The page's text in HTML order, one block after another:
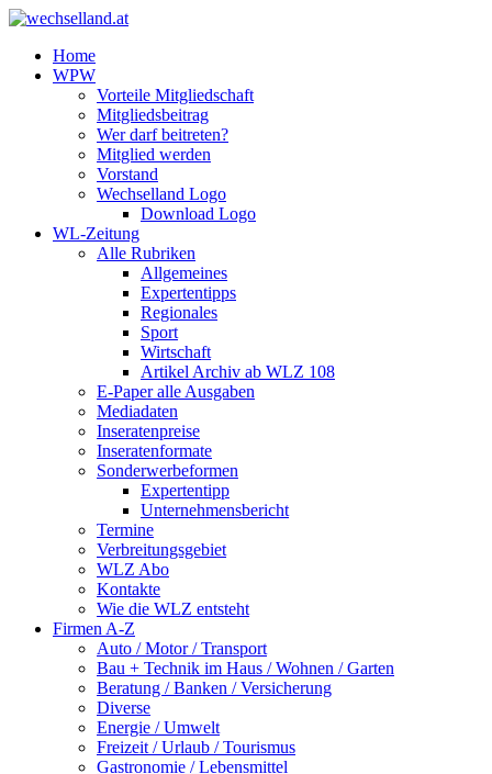
Home
WPW
Vorteile Mitgliedschaft
Mitgliedsbeitrag
Wer darf beitreten?
Mitglied werden
Vorstand
Wechselland Logo
Download Logo
WL-Zeitung
Alle Rubriken
Allgemeines
Expertentipps
Regionales
Sport
Wirtschaft
Artikel Archiv ab WLZ 108
E-Paper alle Ausgaben
Mediadaten
Inseratenpreise
Inseratenformate
Sonderwerbeformen
Expertentipp
Unternehmensbericht
Termine
Verbreitungsgebiet
WLZ Abo
Kontakte
Wie die WLZ entsteht
Firmen A-Z
Auto / Motor / Transport
Bau + Technik im Haus / Wohnen / Garten
Beratung / Banken / Versicherung
Diverse
Energie / Umwelt
Freizeit / Urlaub / Tourismus
Gastronomie / Lebensmittel